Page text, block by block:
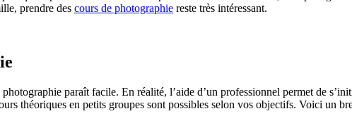
prendre des cours de photographie reste très intéressant.
paraît facile. En réalité, l’aide d’un professionnel permet de
théoriques en petits groupes sont possibles selon vos objectifs. Voici un